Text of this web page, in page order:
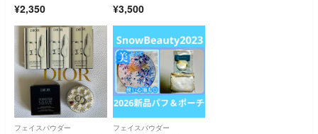
¥2,350 ¥3,500
フェイスパウダー フェイスパウダー